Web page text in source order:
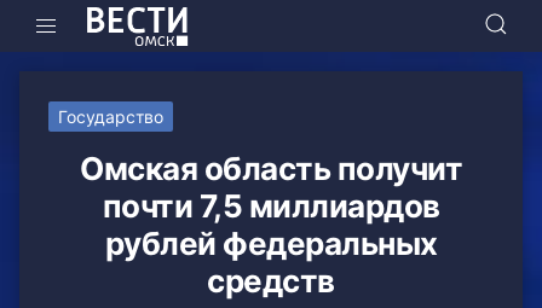
Государство
Омская область получит
почти 7,5 миллиардов
рублей федеральных
средств